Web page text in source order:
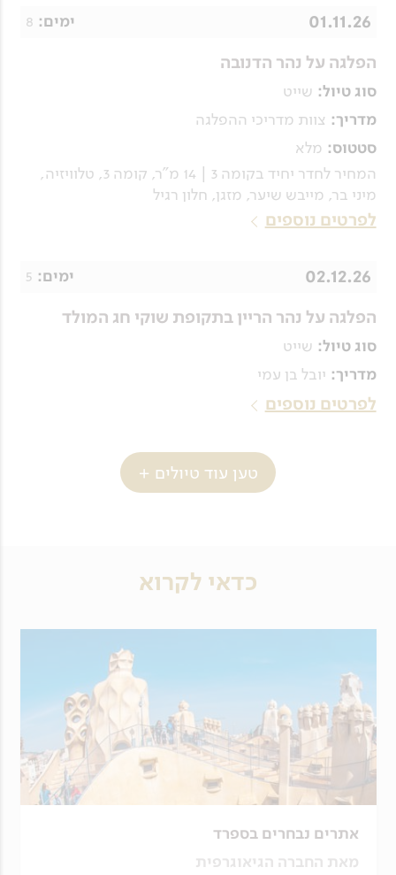
הפלגה על נהר הדנובה
סוג טיול: שייט
01.11.26 ימים: 8
מדריך: צוות מדריכי ההפלגה
סטטוס: מלא
המחיר לחדר יחיד בקומה 3 | 14 מ"ר, קומה 3, טלוויזיה,
מיני בר, מייבש שיער, מזגן, חלון רגיל
לפרטים נוספים
הפלגה על נהר הריין בתקופת שוקי חג המולד
סוג טיול: שייט
02.12.26 ימים: 5
מדריך: יובל בן עמי
לפרטים נוספים
טען עוד טיולים +
כדאי לקרוא
אתרים נבחרים בספרד
מאת החברה הגיאוגרפית